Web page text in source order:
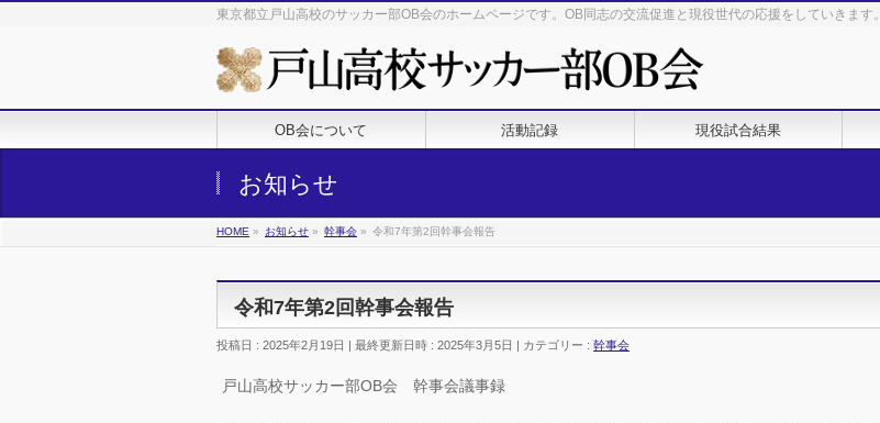
東京都立戸山高校のサッカー部OB会のホームページです。OB同志の交流促進と現役世代の応援をしていきます。
OB会について 活動記録 現役試合結果
お知らせ
HOME » お知らせ » 幹事会 » 令和7年第2回幹事会報告
令和7年第2回幹事会報告
投稿日 : 2025年2月19日 最終更新日時 : 2025年3月5日 カテゴリー : 幹事会
戸山高校サッカー部OB会 幹事会議事録